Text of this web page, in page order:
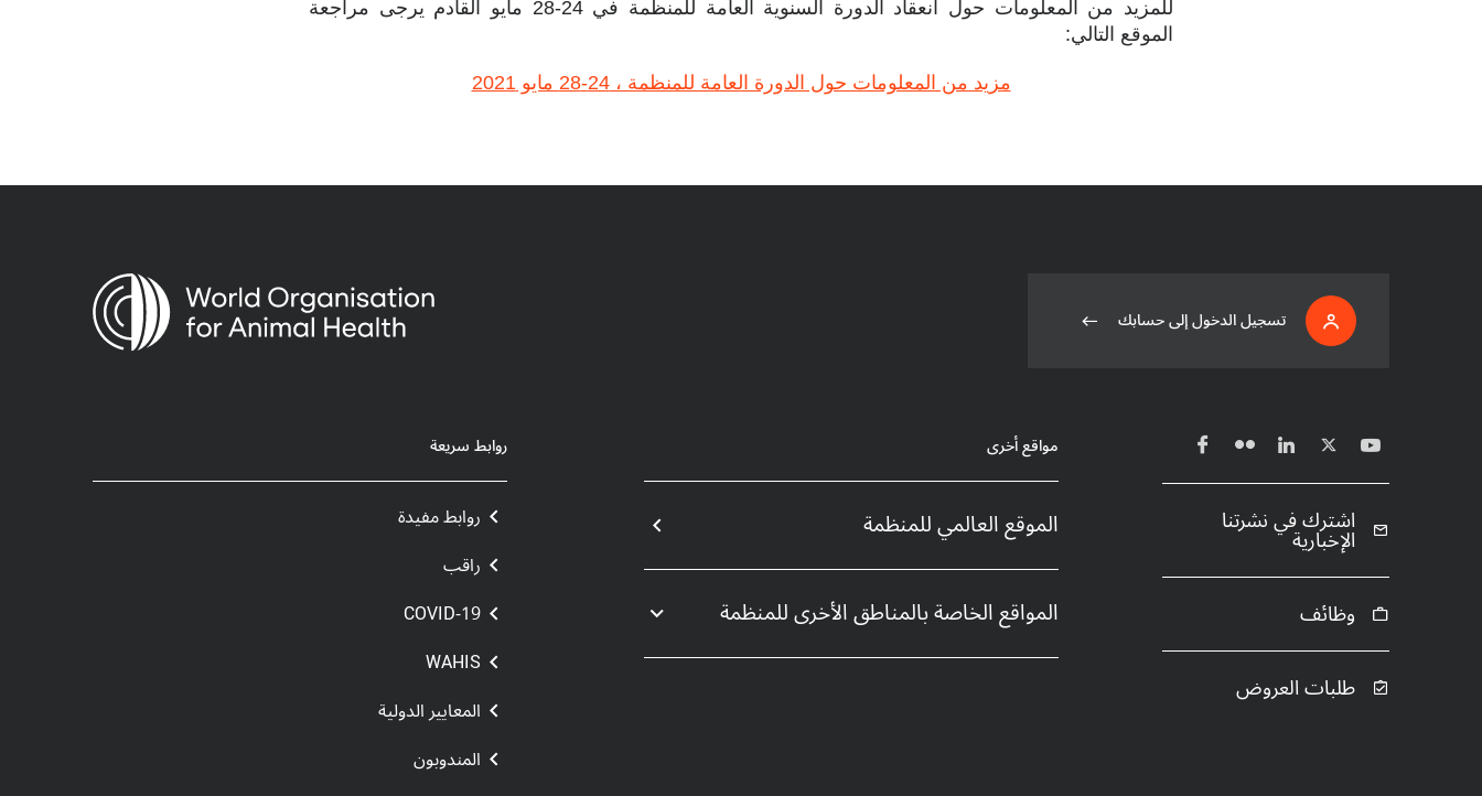
للمزيد من المعلومات حول انعقاد الدورة السنوية العامة للمنظمة في 24-28 مايو القادم يرجى مراجعة
الموقع التالي:
مزيد من المعلومات حول الدورة العامة للمنظمة ، 24-28 مايو 2021
تسجيل الدخول إلى حسابك
اشترك في نشرتنا
الإخبارية
وظائف
طلبات العروض
مواقع أخرى
الموقع العالمي للمنظمة
المواقع الخاصة بالمناطق الأخرى للمنظمة
روابط سريعة
روابط مفيدة
راقب
COVID-19
WAHIS
المعايير الدولية
المندوبون